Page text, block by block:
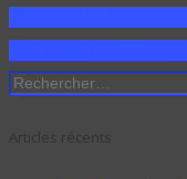
Rechercher :